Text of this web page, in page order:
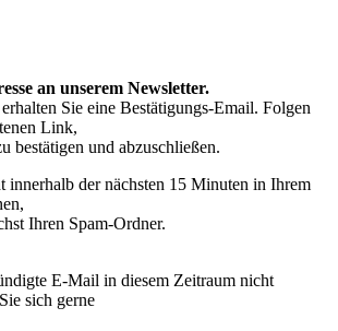
an unserem Newsletter.
Sie eine Bestätigungs-Email. Folgen
Link,
bestätigen und abzuschließen.
innerhalb der nächsten 15 Minuten in Ihrem
Ihren Spam-Ordner.
E-Mail in diesem Zeitraum nicht
sich gerne